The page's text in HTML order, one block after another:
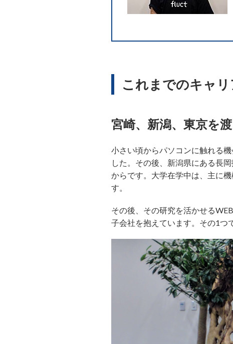
これまでのキャ
宮崎、新潟、東京を
小さい頃からパソコンに触れる
した。その後、新潟県にある長
からです。大学在学中は、主に
す。
その後、その研究を活かせる
子会社を抱えています。その1つ